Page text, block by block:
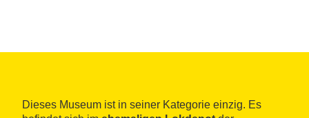
Dieses Museum ist in seiner Kategorie einzig. Es